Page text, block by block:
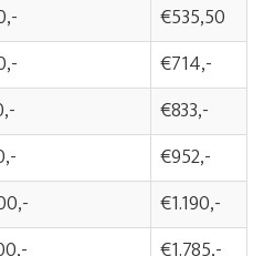
€535,50
€714,-
€833,-
€952,-
€1.190,-